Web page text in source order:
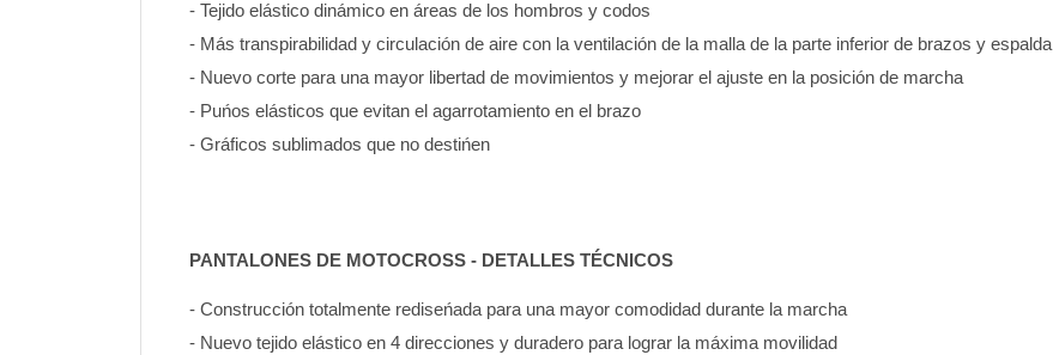
- Tejido elástico dinámico en áreas de los hombros y codos
- Más transpirabilidad y circulación de aire con la ventilación de la malla de la parte inferior de brazos y espalda
- Nuevo corte para una mayor libertad de movimientos y mejorar el ajuste en la posición de marcha
- Puńos elásticos que evitan el agarrotamiento en el brazo
- Gráficos sublimados que no destińen
PANTALONES DE MOTOCROSS - DETALLES TÉCNICOS
- Construcción totalmente rediseńada para una mayor comodidad durante la marcha
- Nuevo tejido elástico en 4 direcciones y duradero para lograr la máxima movilidad